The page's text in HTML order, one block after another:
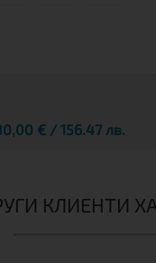
€ / 156.47 лв.
КЛИЕНТИ